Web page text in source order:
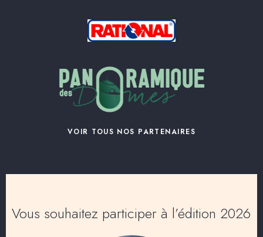
VOIR TOUS NOS PARTENAIRES
Vous souhaitez participer à l’édition 2026